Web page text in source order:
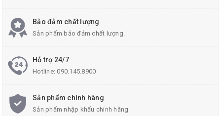
+ Cao cấp
Có nhiều mẫu tủ trưng bày khác nhau tùy thuộc vào quy mô và cấu
trúc của cửa hàng, giúp bạn dễ dàng lắp đặt trong không gian rộng,
+ Hiệu quả quảng cáo tuyệt vời
Bạn có thể thấy hiệu ứng quảng cáo tuyệt vời bằng cách sử dụng
Bảo đảm chất lượng
Sản phẩm bảo đảm chất lượng.
Hỗ trợ 24/7
Hotline:090.145.8900
Sản phẩm chính hãng
Sản phẩm nhập khẩu chính hãng